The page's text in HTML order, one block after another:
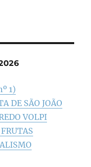
1)
DE SÃO JOÃO
VOLPI